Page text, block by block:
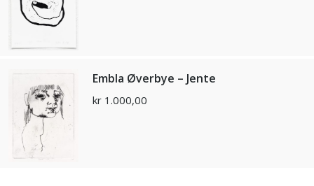
Embla Øverbye – Jente
kr 1.000,00